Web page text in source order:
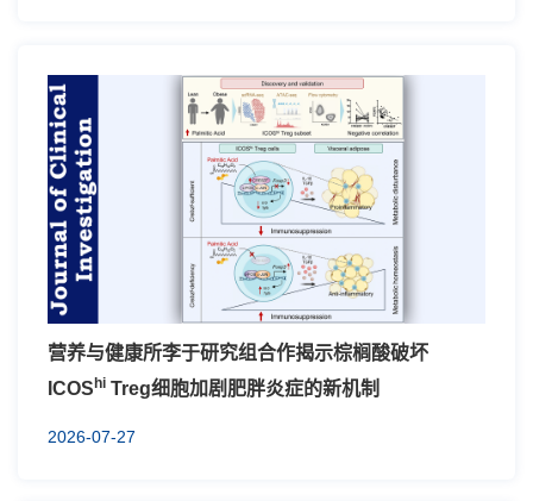
营养与健康所李于研究组合作揭示棕榈酸破坏
ICOShi Treg细胞加剧肥胖炎症的新机制
2026-07-27